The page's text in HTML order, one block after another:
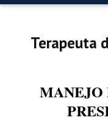
Terapeuta
MANEJO